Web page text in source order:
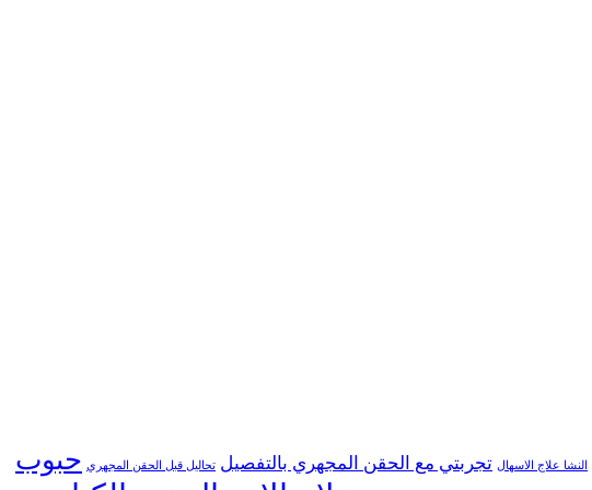
النشا علاج الاسهال تجربتي مع الحقن المجهري بالتفصيل تحاليل قبل الحقن المجهري حبوب